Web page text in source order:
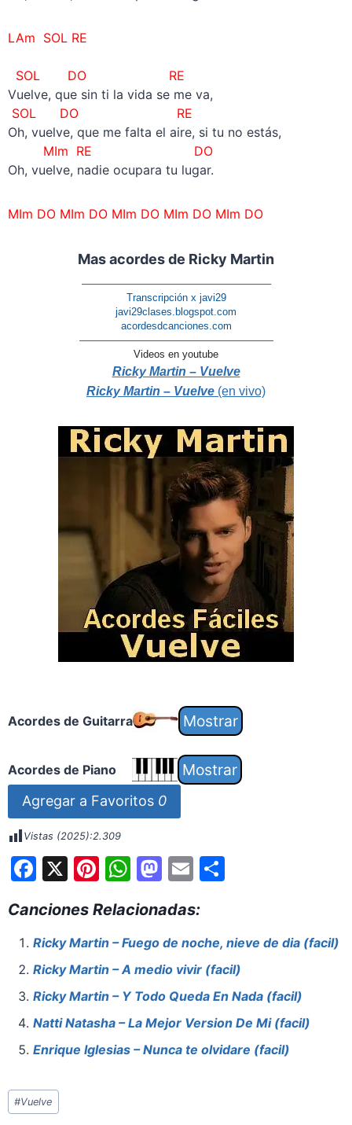
LAm SOL RE
SOL
DO RE
Vuelve, que sin ti la vida se me va,
SOL
DO RE
Oh, vuelve, que me falta el aire, si tu no estás,
MIm RE DO
Oh, vuelve, nadie ocupara tu lugar.
MIm DO MIm DO MIm DO MIm DO MIm DO
Mas acordes de Ricky Martin
——————————————————–
Transcripción x javi29
javi29clases.blogspot.com
acordesdcanciones.com
———————————————————
Videos en youtube
Ricky Martin – Vuelve
Ricky Martin – Vuelve (en vivo)
Acordes de Guitarra
Acordes de Piano
Agregar a Favoritos 0
Vistas (2025):2.309
F
c
e
b
o
o
k
X Pi
er
e
st
W
at
s
A
p
p
M
st
o
d
o
n
E
ai
l
S
e
Canciones Relacionadas:
Ricky Martin – Fuego de noche, nieve de dia (facil)
Ricky Martin – A medio vivir (facil)
Ricky Martin – Y Todo Queda En Nada (facil)
Natti Natasha – La Mejor Version De Mi (facil)
Enrique Iglesias – Nunca te olvidare (facil)
Etiquetas
de
#Vuelve